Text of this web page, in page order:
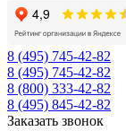
8 (495) 745-42-82
8 (495) 745-42-82
8 (800) 333-42-82
8 (495) 845-42-82
Заказать звонок